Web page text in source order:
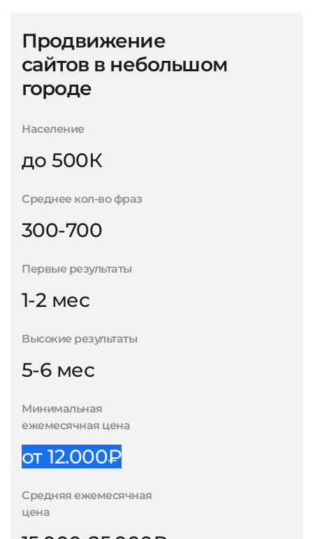
Продвижение
сайтов в небольшом
городе
Население
до 500К
Среднее кол-во фраз
300-700
Первые результаты
1-2 мес
Высокие результаты
5-6 мес
Минимальная
ежемесячная цена
от 12.000₽
Средняя ежемесячная
цена